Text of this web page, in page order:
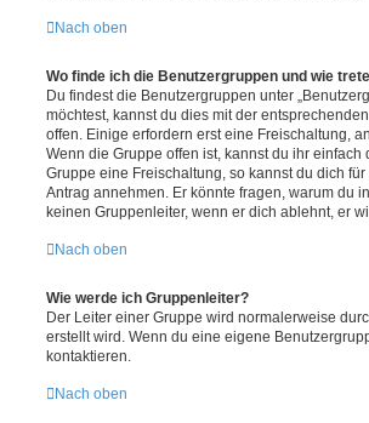
Nach oben
Wo finde ich die Benutzergruppen und wie
Du findest die Benutzergruppen unter
möchtest, kannst du dies mit der
offen. Einige erfordern erst eine Freischaltung,
Wenn die Gruppe offen ist, kannst du ihr
Gruppe eine Freischaltung, so kannst du dich
Antrag annehmen. Er könnte fragen, warum du
keinen Gruppenleiter, wenn er dich ablehnt, er
Nach oben
Wie werde ich Gruppenleiter?
Der Leiter einer Gruppe wird normalerweise
erstellt wird. Wenn du eine eigene
kontaktieren.
Nach oben